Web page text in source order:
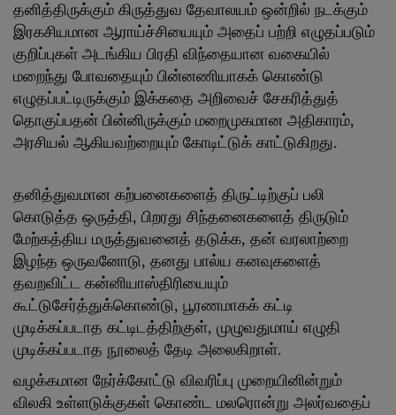
தனித்திருக்கும் கிருத்துவ தேவாலயம் ஒன்றில் நடக்கும்
இரகசியமான ஆராய்ச்சியையும் அதைப் பற்றி எழுதப்படும்
குறிப்புகள் அடங்கிய பிரதி விந்தையான வகையில்
மறைந்து போவதையும் பின்னணியாகக் கொண்டு
எழுதப்பட்டிருக்கும் இக்கதை அறிவைச் சேகரித்துத்
தொகுப்பதன் பின்னிருக்கும் மறைமுகமான அதிகாரம்,
அரசியல் ஆகியவற்றையும் கோடிட்டுக் காட்டுகிறது.
தனித்துவமான கற்பனைகளைத் திருட்டிற்குப் பலி
கொடுத்த ஒருத்தி, பிறரது சிந்தனைகளைத் திருடும்
மேற்கத்திய மருத்துவனைத் தடுக்க, தன் வரலாற்றை
இழந்த ஒருவனோடு, தனது பால்ய கனவுகளைத்
தவறவிட்ட கன்னியாஸ்திரியையும்
கூட்டுசேர்த்துக்கொண்டு, பூரணமாகக் கட்டி
முடிக்கப்படாத கட்டிடத்திற்குள், முழுவதுமாய் எழுதி
முடிக்கப்படாத நூலைத் தேடி அலைகிறாள்.
வழக்கமான நேர்க்கோட்டு விவரிப்பு முறையினின்றும்
விலகி உள்ளடுக்குகள் கொண்ட மலரொன்று அலர்வதைப்